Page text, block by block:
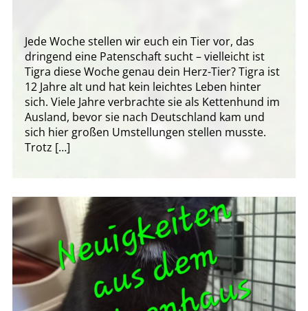
Jede Woche stellen wir euch ein Tier vor, das
dringend eine Patenschaft sucht – vielleicht ist
Tigra diese Woche genau dein Herz-Tier? Tigra ist
12 Jahre alt und hat kein leichtes Leben hinter
sich. Viele Jahre verbrachte sie als Kettenhund im
Ausland, bevor sie nach Deutschland kam und
sich hier großen Umstellungen stellen musste.
Trotz […]